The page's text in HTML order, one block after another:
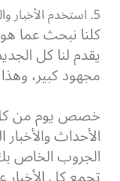
5. استخدم الأخبار والمعلومات الجديدة لصالحك
كلنا نبحث عما
يقدم لنا كل
مجهود كبير،
خصص يوم من
الأحداث
الجروب الخاص